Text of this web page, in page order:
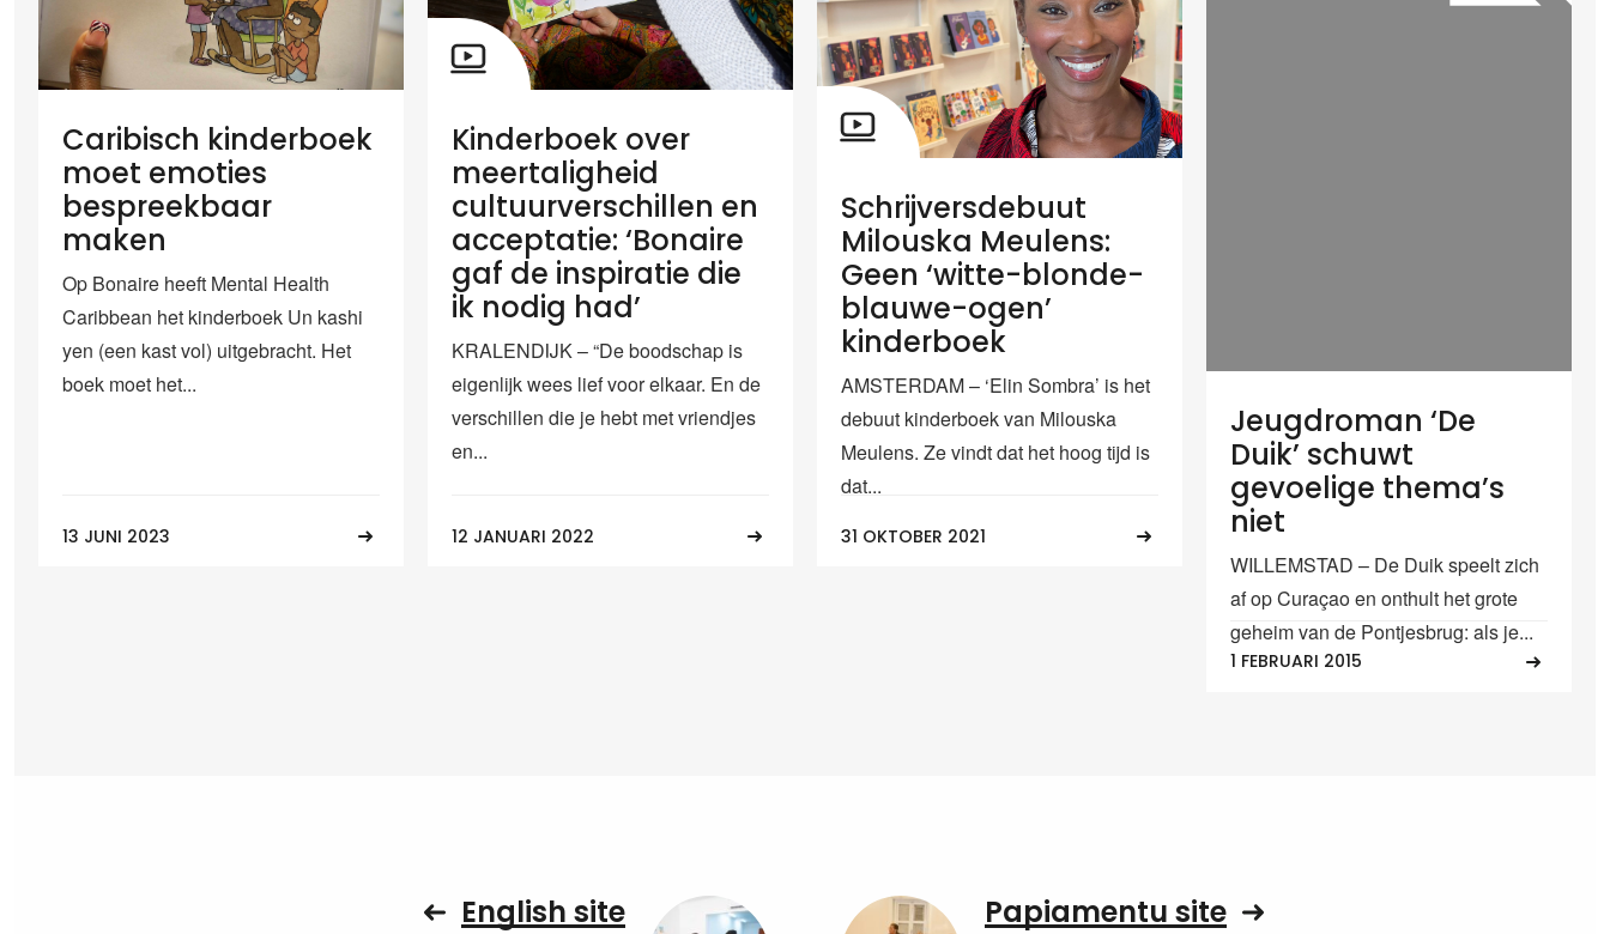
Caribisch kinderboek
moet emoties
bespreekbaar
maken
Op Bonaire heeft Mental Health
Caribbean het kinderboek Un kashi
yen (een kast vol) uitgebracht. Het
boek moet het...
13 JUNI 2023
Kinderboek over
meertaligheid
cultuurverschillen en
acceptatie: ‘Bonaire
gaf de inspiratie die
ik nodig had’
KRALENDIJK – “De boodschap is
eigenlijk wees lief voor elkaar. En de
verschillen die je hebt met vriendjes
en...
12 JANUARI 2022
Schrijversdebuut
Milouska Meulens:
Geen ‘witte-blonde-
blauwe-ogen’
kinderboek
AMSTERDAM – ‘Elin Sombra’ is het
debuut kinderboek van Milouska
Meulens. Ze vindt dat het hoog tijd is
dat...
31 OKTOBER 2021
Jeugdroman ‘De
Duik’ schuwt
gevoelige thema’s
niet
WILLEMSTAD – De Duik speelt zich
af op Curaçao en onthult het grote
geheim van de Pontjesbrug: als je...
1 FEBRUARI 2015
English site Papiamentu site